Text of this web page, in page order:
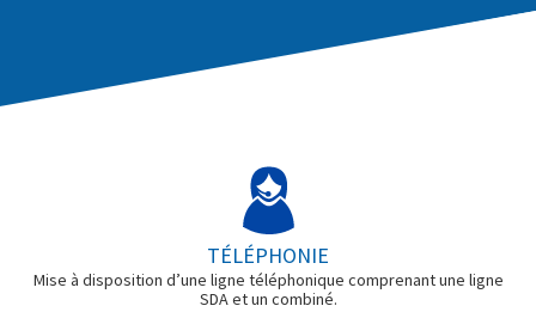
TÉLÉPHONIE
Mise à disposition d’une ligne téléphonique comprenant une ligne
SDA et un combiné.